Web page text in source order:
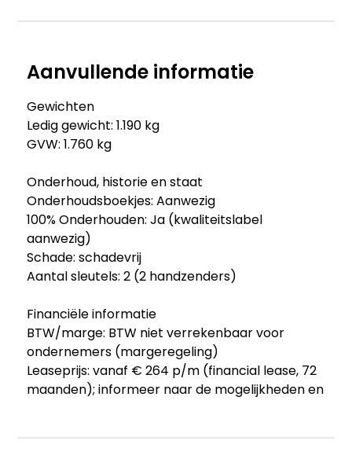
Aanvullende informatie
Gewichten
Ledig gewicht: 1.190 kg
GVW: 1.760 kg
Onderhoud, historie en staat
Onderhoudsboekjes: Aanwezig
100% Onderhouden: Ja (kwaliteitslabel
aanwezig)
Schade: schadevrij
Aantal sleutels: 2 (2 handzenders)
Financiële informatie
BTW/marge: BTW niet verrekenbaar voor
ondernemers (margeregeling)
Leaseprijs: vanaf € 264 p/m (financial lease, 72
maanden); informeer naar de mogelijkheden en